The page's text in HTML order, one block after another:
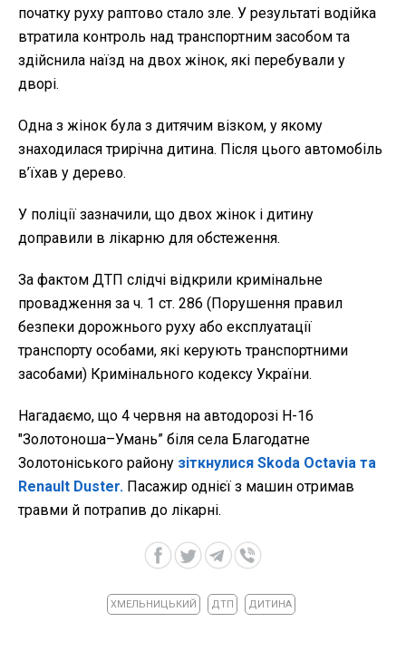
початку руху раптово стало зле. У результаті водійка
втратила контроль над транспортним засобом та
здійснила наїзд на двох жінок, які перебували у
дворі.
Одна з жінок була з дитячим візком, у якому
знаходилася трирічна дитина. Після цього автомобіль
в’їхав у дерево.
У поліції зазначили, що двох жінок і дитину
доправили в лікарню для обстеження.
За фактом ДТП слідчі відкрили кримінальне
провадження за ч. 1 ст. 286 (Порушення правил
безпеки дорожнього руху або експлуатації
транспорту особами, які керують транспортними
засобами) Кримінального кодексу України.
Нагадаємо, що 4 червня на автодорозі Н-16
"Золотоноша–Умань” біля села Благодатне
Золотоніського району зіткнулися Skoda Octavia та
Renault Duster. Пасажир однієї з машин отримав
травми й потрапив до лікарні.
ХМЕЛЬНИЦЬКИЙ ДТП ДИТИНА